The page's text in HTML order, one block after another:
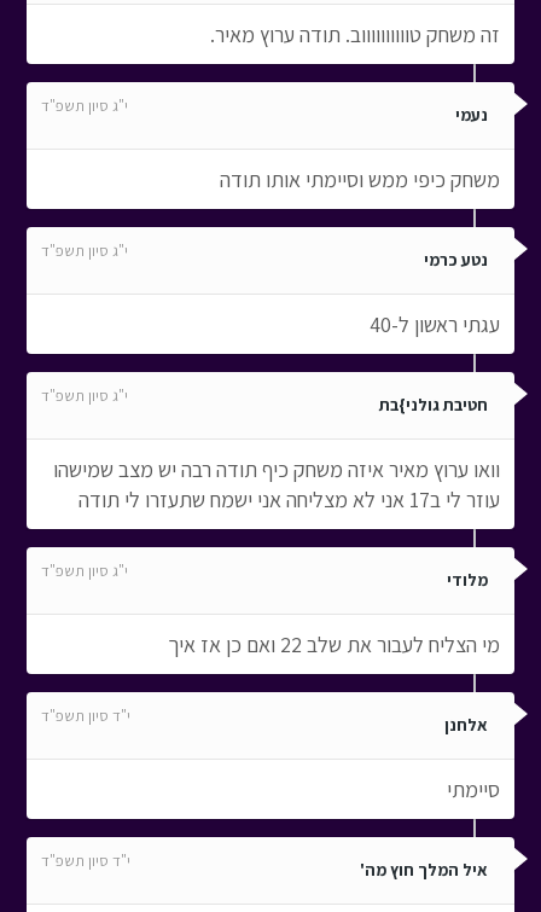
זה משחק טווווווווווב. תודה ערוץ מאיר.
נעמי י"ג סיון תשפ"ד
משחק כיפי ממש וסיימתי אותו תודה
נטע כרמי י"ג סיון תשפ"ד
עגתי ראשון ל-40
חטיבת גולני}בת י"ג סיון תשפ"ד
וואו ערוץ מאיר איזה משחק כיף תודה רבה יש מצב שמישהו
עוזר לי ב17 אני לא מצליחה אני ישמח שתעזרו לי תודה
מלודי י"ג סיון תשפ"ד
מי הצליח לעבור את שלב 22 ואם כן אז איך
אלחנן י"ד סיון תשפ"ד
סיימתי
איל המלך חוץ מה' י"ד סיון תשפ"ד